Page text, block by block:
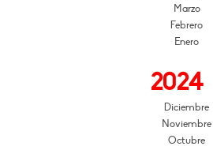
Marzo
Febrero
Enero
2024
Diciembre
Noviembre
Octubre